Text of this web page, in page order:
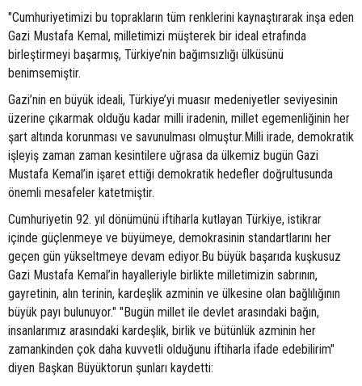
"Cumhuriyetimizi bu toprakların tüm renklerini kaynaştırarak inşa eden
Gazi Mustafa Kemal, milletimizi müşterek bir ideal etrafında
birleştirmeyi başarmış, Türkiye’nin bağımsızlığı ülküsünü
benimsemiştir.
Gazi’nin en büyük ideali, Türkiye’yi muasır medeniyetler seviyesinin
üzerine çıkarmak olduğu kadar milli iradenin, millet egemenliğinin her
şart altında korunması ve savunulması olmuştur.Milli irade, demokratik
işleyiş zaman zaman kesintilere uğrasa da ülkemiz bugün Gazi
Mustafa Kemal’in işaret ettiği demokratik hedefler doğrultusunda
önemli mesafeler katetmiştir.
Cumhuriyetin 92. yıl dönümünü iftiharla kutlayan Türkiye, istikrar
içinde güçlenmeye ve büyümeye, demokrasinin standartlarını her
geçen gün yükseltmeye devam ediyor.Bu büyük başarıda kuşkusuz
Gazi Mustafa Kemal’in hayalleriyle birlikte milletimizin sabrının,
gayretinin, alın terinin, kardeşlik azminin ve ülkesine olan bağlılığının
büyük payı bulunuyor." "Bugün millet ile devlet arasındaki bağın,
insanlarımız arasındaki kardeşlik, birlik ve bütünlük azminin her
zamankinden çok daha kuvvetli olduğunu iftiharla ifade edebilirim"
diyen Başkan Büyüktorun şunları kaydetti: